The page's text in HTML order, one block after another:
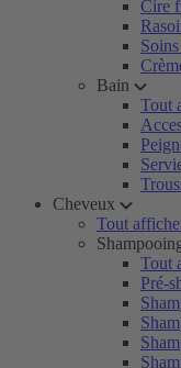
Cire
Bain
Tout
Cheveux
Tout
Tout
Pré-